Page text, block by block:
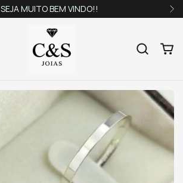
SEJA MUITO BEM VINDO!!